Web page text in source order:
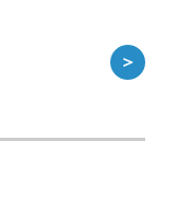
＞